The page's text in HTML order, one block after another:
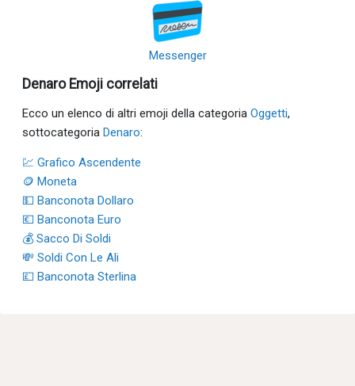
Messenger
Denaro Emoji correlati
Ecco un elenco di altri emoji della categoria Oggetti,
sottocategoria Denaro:
💹 Grafico Ascendente
🪙 Moneta
💵 Banconota Dollaro
💶 Banconota Euro
💰 Sacco Di Soldi
💸 Soldi Con Le Ali
💷 Banconota Sterlina